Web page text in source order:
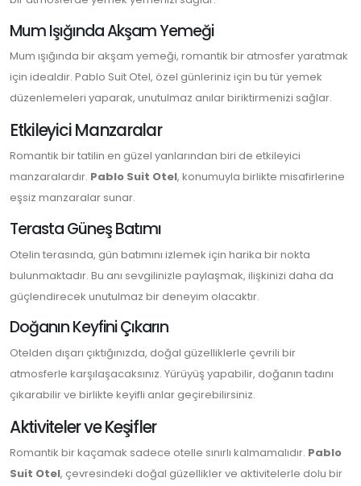
Mum Işığında Akşam Yemeği
Mum ışığında bir akşam yemeği, romantik bir atmosfer yaratmak
için idealdir. Pablo Suit Otel, özel günleriniz için bu tür yemek
düzenlemeleri yaparak, unutulmaz anılar biriktirmenizi sağlar.
Etkileyici Manzaralar
Romantik bir tatilin en güzel yanlarından biri de etkileyici
manzaralardır. Pablo Suit Otel, konumuyla birlikte misafirlerine
eşsiz manzaralar sunar.
Terasta Güneş Batımı
Otelin terasında, gün batımını izlemek için harika bir nokta
bulunmaktadır. Bu anı sevgilinizle paylaşmak, ilişkinizi daha da
güçlendirecek unutulmaz bir deneyim olacaktır.
Doğanın Keyfini Çıkarın
Otelden dışarı çıktığınızda, doğal güzelliklerle çevrili bir
atmosferle karşılaşacaksınız. Yürüyüş yapabilir, doğanın tadını
çıkarabilir ve birlikte keyifli anlar geçirebilirsiniz.
Aktiviteler ve Keşifler
Romantik bir kaçamak sadece otelle sınırlı kalmamalıdır. Pablo
Suit Otel, çevresindeki doğal güzellikler ve aktivitelerle dolu bir